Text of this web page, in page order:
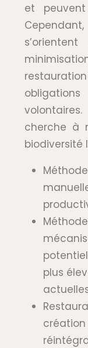
et
cherche à
biodiversité
plus
création